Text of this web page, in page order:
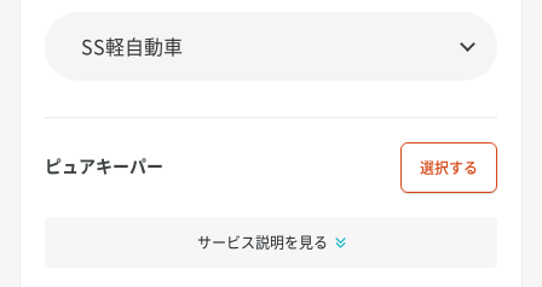
ピュアキーパー 選択
サービス説明を見る